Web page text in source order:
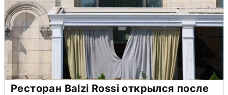
Ресторан Balzi Rossi открылся после